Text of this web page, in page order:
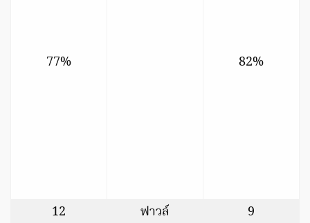
77% 82%
12 ฟาวล์
9